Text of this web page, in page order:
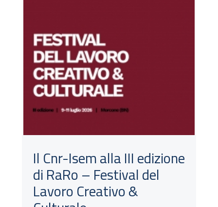
Il Cnr-Isem alla III edizione
di RaRo – Festival del
Lavoro Creativo &